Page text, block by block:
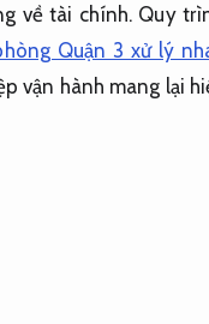
về tài chính. Quy
Quận 3 xử lý
vận hành mang lại